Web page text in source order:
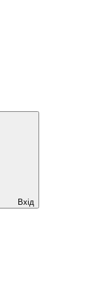
Вхід